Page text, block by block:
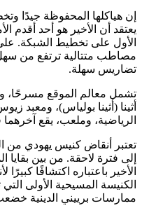
إن هياكلها المحفوظة جيدًا
يعتقد أن الأخير هو أحد أقدم
الأول على تخطيط الشبكة.
مصاطب متتالية ترتفع من
تضاريس سهلة.
تشمل معالم الموقع مسرحًا،
أثينا (أثينا بولياس)، ومعبد
الرياضية، وملعب، يقع
تعتبر أنقاض كنيس يهودي من
إلى فترة لاحقة. من بين بقايا
الأخير باعتباره اكتشافًا
الكنيسة المسيحية الأولى
ممارسات برييني الدينية